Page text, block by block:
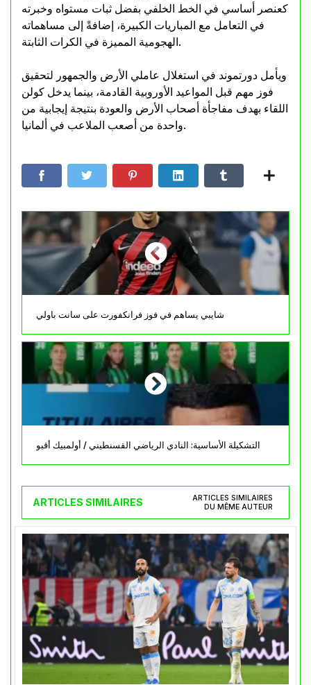
كعنصر أساسي في الخط الخلفي بفضل ثبات مستواه وخبرته
في التعامل مع المباريات الكبيرة، إضافةً إلى مساهماته
الهجومية المميزة في الكرات الثابتة.
ويأمل دورتموند في استغلال عاملي الأرض والجمهور لتحقيق
فوز مهم قبل المواعيد الأوروبية القادمة، بينما يدخل كولن
اللقاء بهدف مفاجأة أصحاب الأرض والعودة بنتيجة إيجابية من
واحدة من أصعب الملاعب في ألمانيا.
شايبي يساهم في فوز فرانكفورت على سانت باولي
التشكيلة الأساسية: النادي الرياضي القسنطيني / أولمبيك أقبو
ARTICLES SIMILAIRES
ARTICLES SIMILAIRES
DU MÊME AUTEUR